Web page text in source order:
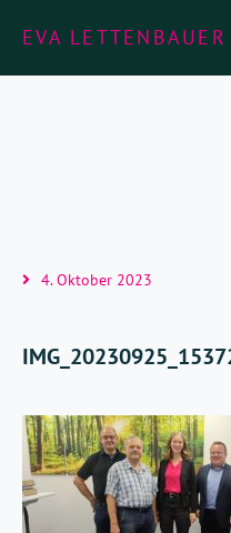
EVA LETTENBAUER
4. Oktober 2023